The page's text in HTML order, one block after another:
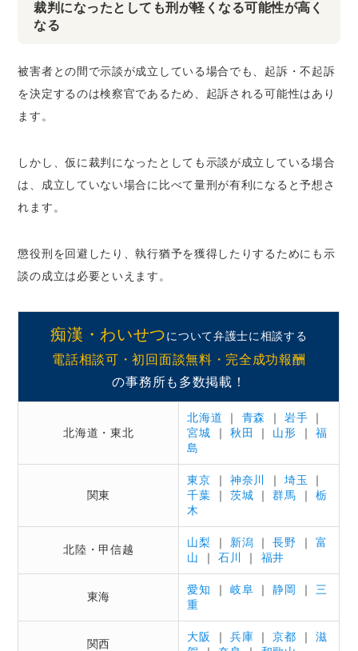
裁判になったとしても刑が軽くなる可能性が高く
なる
被害者との間で示談が成立している場合でも、起訴・不起訴
を決定するのは検察官であるため、起訴される可能性はあり
ます。
しかし、仮に裁判になったとしても示談が成立している場合
は、成立していない場合に比べて量刑が有利になると予想さ
れます。
懲役刑を回避したり、執行猶予を獲得したりするためにも示
談の成立は必要といえます。
痴漢・わいせつについて弁護士に相談する
電話相談可・初回面談無料・完全成功報酬
の事務所も多数掲載！
北海道・東北
北海道 ｜ 青森 ｜岩手 ｜
宮城 ｜ 秋田 ｜ 山形 ｜ 福
島
関東
東京 ｜ 神奈川 ｜埼玉
｜
千葉 ｜ 茨城 ｜群馬 ｜ 栃
木
北陸・甲信越
山梨 ｜ 新潟 ｜長野 ｜ 富
山
｜石川 ｜ 福井
東海
愛知 ｜ 岐阜 ｜静岡 ｜ 三
重
関西
大阪 ｜ 兵庫 ｜京都 ｜ 滋